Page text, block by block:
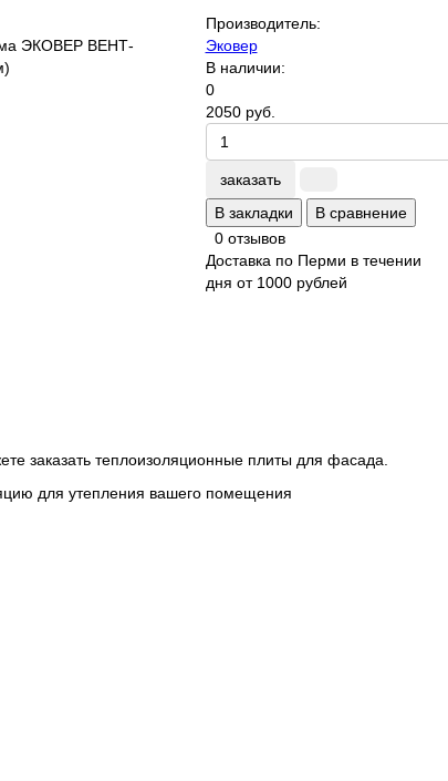
Производитель:
Эковер
В наличии:
0
2050 руб.
заказать
В закладки
В сравнение
0 отзывов
Доставка по Перми в течении
дня от 1000 рублей
заказать теплоизоляционные плиты для фасада.
для утепления вашего помещения